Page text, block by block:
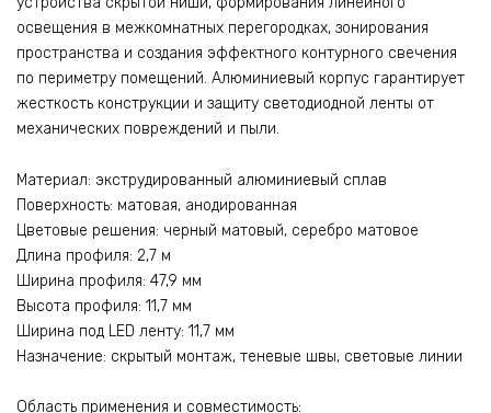
освещения в межкомнатных перегородках, зонирования
пространства и создания эффектного контурного свечения
по периметру помещений. Алюминиевый корпус гарантирует
жесткость конструкции и защиту светодиодной ленты от
механических повреждений и пыли.
Материал: экструдированный алюминиевый сплав
Поверхность: матовая, анодированная
Цветовые решения: черный матовый, серебро матовое
Длина профиля: 2,7 м
Ширина профиля: 47,9 мм
Высота профиля: 11,7 мм
Ширина под LED ленту: 11,7 мм
Назначение: скрытый монтаж, теневые швы, световые линии
Область применения и совместимость: